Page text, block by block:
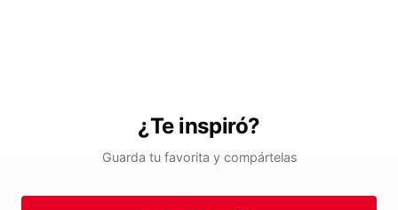
¿Te inspiró?
Guarda tu favorita y compártelas